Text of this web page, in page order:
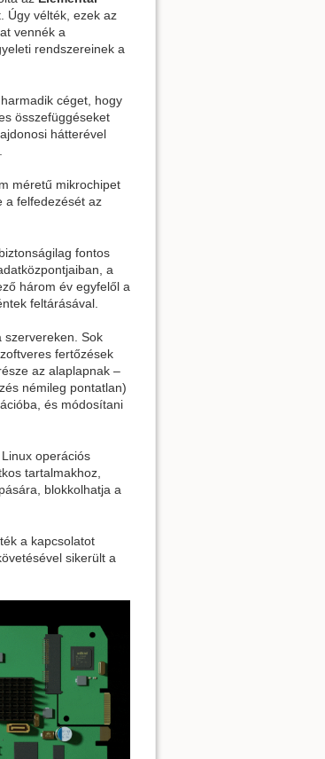
Úgy vélték, ezek az
vennék a
rendszereinek a
céget, hogy
összefüggéseket
hátterével
méretű mikrochipet
a felfedezését az
fontos
a
három év egyfelől a
feltárásával.
szervereken. Sok
fertőzések
az alaplapnak –
némileg pontatlan)
és módosítani
operációs
tartalmakhoz,
blokkolhatja a
a kapcsolatot
sikerült a